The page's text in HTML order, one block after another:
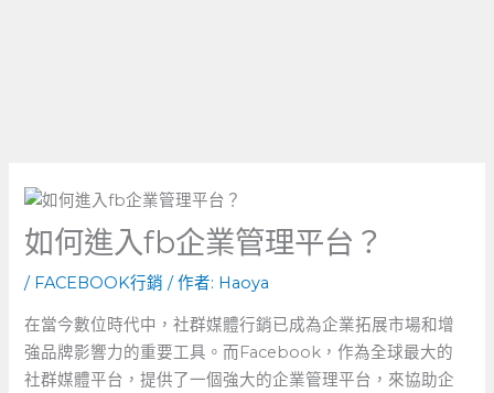
如何進入fb企業管理平台？
/ FACEBOOK行銷 / 作者: Haoya
在當今數位時代中，社群媒體行銷已成為企業拓展市場和增
強品牌影響力的重要工具。而Facebook，作為全球最大的
社群媒體平台，提供了一個強大的企業管理平台，來協助企